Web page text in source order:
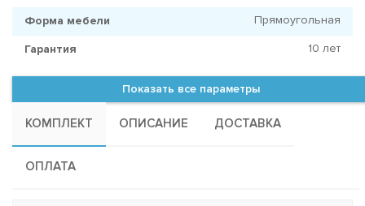
Форма мебели Прямоугольная
Гарантия 10 лет
Показать все параметры
КОМПЛЕКТ ОПИСАНИЕ ДОСТАВКА
ОПЛАТА